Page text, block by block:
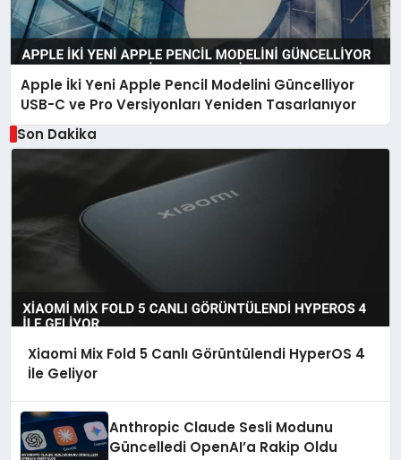
Apple İki Yeni Apple Pencil Modelini Güncelliyor
USB-C ve Pro Versiyonları Yeniden Tasarlanıyor
Son Dakika
Xiaomi Mix Fold 5 Canlı Görüntülendi HyperOS 4
İle Geliyor
Anthropic Claude Sesli Modunu
Güncelledi OpenAI’a Rakip Oldu